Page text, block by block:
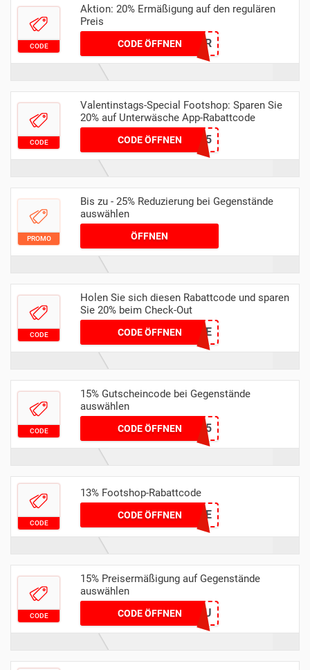
CODE
Aktion: 20% Ermäßigung auf den regulären
Preis
CODE ÖFFNEN20WINTER
CODE
Valentinstags-Special Footshop: Sparen Sie
20% auf Unterwäsche App-Rabattcode
CODE ÖFFNENLOVE25
PROMO
Bis zu - 25% Reduzierung bei Gegenstände
auswählen
ÖFFNEN
CODE
Holen Sie sich diesen Rabattcode und sparen
Sie 20% beim Check-Out
CODE ÖFFNENEXTRA20DE
CODE
15% Gutscheincode bei Gegenstände
auswählen
CODE ÖFFNENREEBOK15
CODE
13% Footshop-Rabattcode
CODE ÖFFNENSAVOO13DE
CODE
15% Preisermäßigung auf Gegenstände
auswählen
CODE ÖFFNEN
EXTRAFS15EU